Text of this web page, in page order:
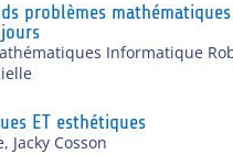
problèmes
Informatique
ET esthétiques
, Jacky Cosson